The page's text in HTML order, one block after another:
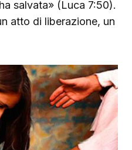
salvata» (Luca 7:50).
atto di liberazione, un